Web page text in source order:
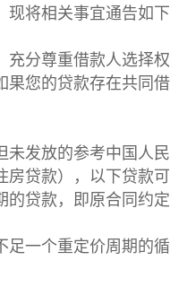
将相关事宜通告如下
分尊重借款人选择
您的贷款存在共同
未发放的参考中国人
贷款），以下贷款可
的贷款，即原合同约
一个重定价周期的循